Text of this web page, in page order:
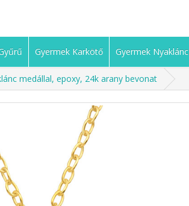
Gyermek Karkötő Gyermek Nyaklánc
medállal, epoxy, 24k arany bevonat